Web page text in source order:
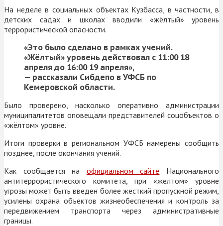
На неделе в социальных объектах Кузбасса, в частности, в
детских садах и школах вводили «жёлтый» уровень
террористической опасности.
«Это было сделано в рамках учений.
«Жёлтый» уровень действовал с 11:00 18
апреля до 16:00 19 апреля»,
— рассказали Сибдепо в УФСБ по
Кемеровской области.
Было проверено, насколько оперативно администрации
муниципалитетов оповещали представителей соцобъектов о
«жёлтом» уровне.
Итоги проверки в региональном УФСБ намерены сообщить
позднее, после окончания учений.
Как сообщается на официальном сайте Национального
антитеррористического комитета, при «желтом» уровне
угрозы может быть введен более жесткий пропускной режим,
усилены охрана объектов жизнеобеспечения и контроль за
передвижением транспорта через административные
границы.